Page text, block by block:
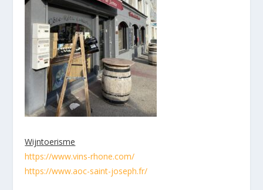
Wijntoerisme
https://www.vins-rhone.com/
https://www.aoc-saint-joseph.fr/